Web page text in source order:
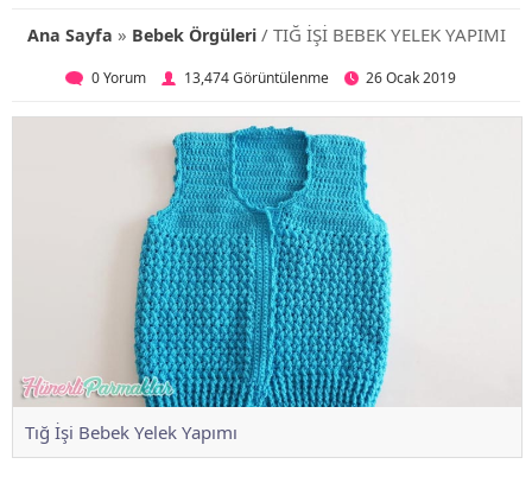
Ana Sayfa » Bebek Örgüleri/ TIĞ İŞİ BEBEK YELEK YAPIMI
0 Yorum 13,474 Görüntülenme 26 Ocak 2019
Tığ İşi Bebek Yelek Yapımı